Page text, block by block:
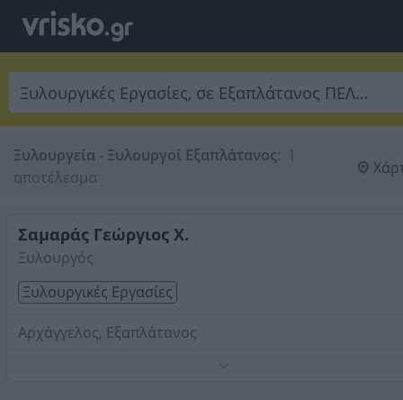
Ξυλουργεία - Ξυλουργοί Εξαπλάτανος: 1
αποτέλεσμα
Σαμαράς Γεώργιος Χ.
Ξυλουργός
Ξυλουργικές Εργασίες
Αρχάγγελος, Εξαπλάτανος